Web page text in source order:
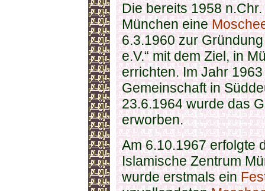
Die bereits 1958
München eine
6.3.1960 zur
e.V.“ mit dem Ziel, in
errichten. Im Jahr
Gemeinschaft in
23.6.1964 wurde das
erworben.
Am 6.10.1967 erfolgte
Islamische Zentrum
wurde erstmals ein